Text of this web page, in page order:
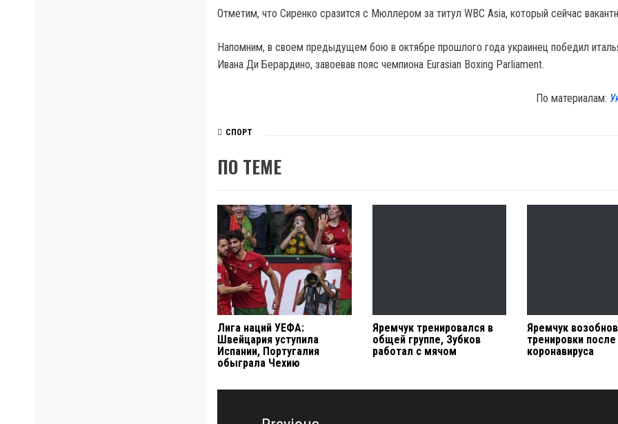
Отметим, что Сиренко сразится с Мюллером за титул WBC Asia, который сейчас
Напомним, в своем предыдущем бою в октябре прошлого года украинец победил
Ивана Ди Берардино, завоевав пояс чемпиона Eurasian Boxing Parliament.
По материалам:
СПОРТ
ПО ТЕМЕ
Лига наций УЕФА:
Швейцария уступила
Испании, Португалия
обыграла Чехию
Яремчук тренировался в
общей группе, Зубков
работал с мячом
Яремчук
тренировки после
коронавируса
Навигация